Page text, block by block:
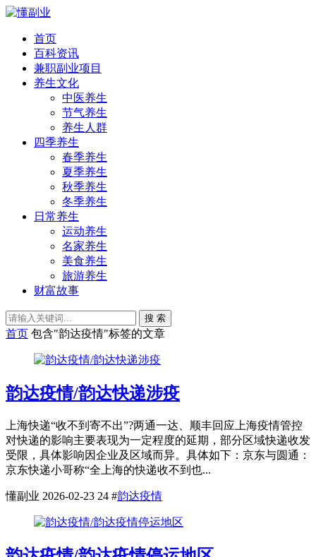
首页
百科资讯
兼职副业项目
养生文化
中医养生
节气养生
养生人群
四季养生
春季养生
夏季养生
秋季养生
冬季养生
日常养生
运动养生
名家养生
美食养生
旅游养生
财富故事
搜 索
首页 包含"韵达疫情"标签的文章
韵达疫情/韵达快递涉疫
上海快递“收不到寄不出”?两通一达、顺丰回应上海疫情管控
对快递的影响主要表现为一定程度的延期，部分区域快递收发
受限，具体影响因企业及区域而异。具体如下：京东与圆通：
京东快递小哥称“全上海的快递收不到也...
懂副业 2026-02-23 24 #韵达疫情